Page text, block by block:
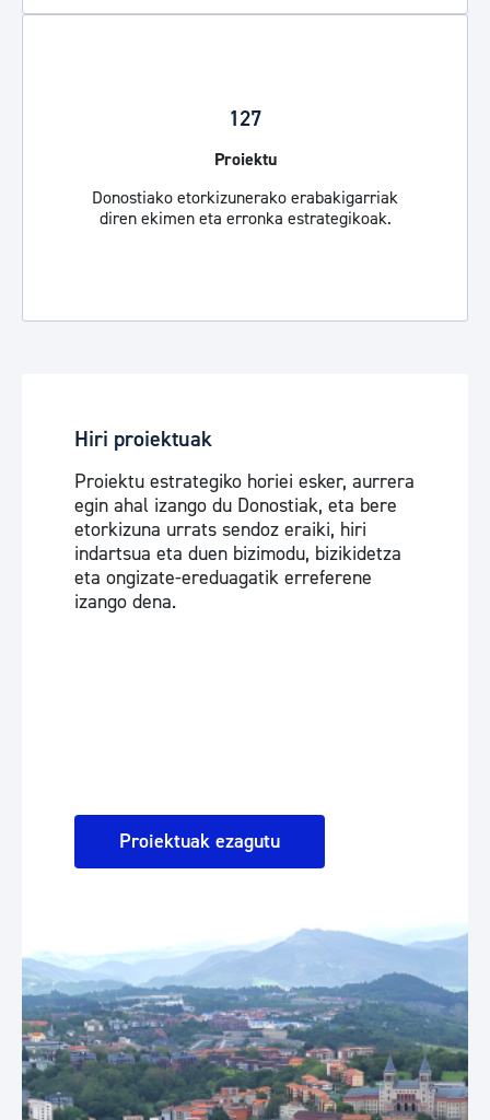
127
Proiektu
Donostiako etorkizunerako erabakigarriak
diren ekimen eta erronka estrategikoak.
Hiri proiektuak
Proiektu estrategiko horiei esker, aurrera
egin ahal izango du Donostiak, eta bere
etorkizuna urrats sendoz eraiki, hiri
indartsua eta duen bizimodu, bizikidetza
eta ongizate-ereduagatik erreferene
izango dena.
Proiektuak ezagutu